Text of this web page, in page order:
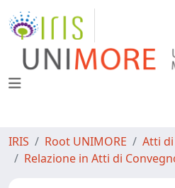
IRIS Root UNIMORE
Atti di
Relazione in Atti di